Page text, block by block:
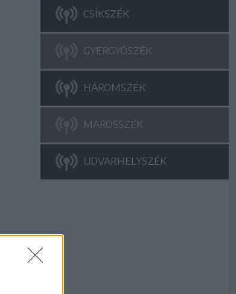
CSÍKSZÉK
GYERGYÓSZÉK
HÁROMSZÉK
MAROSSZÉK
UDVARHELYSZÉK